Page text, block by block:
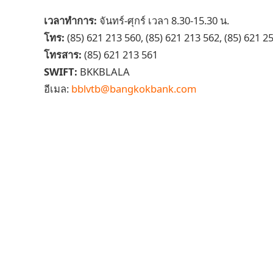
เวลาทำการ: จันทร์-ศุกร์ เวลา 8.30-15.30 น.
โทร: (85) 621 213 560, (85) 621 213 562, (85) 621
โทรสาร: (85) 621 213 561
SWIFT: BKKBLALA
อีเมล: bblvtb@bangkokbank.com